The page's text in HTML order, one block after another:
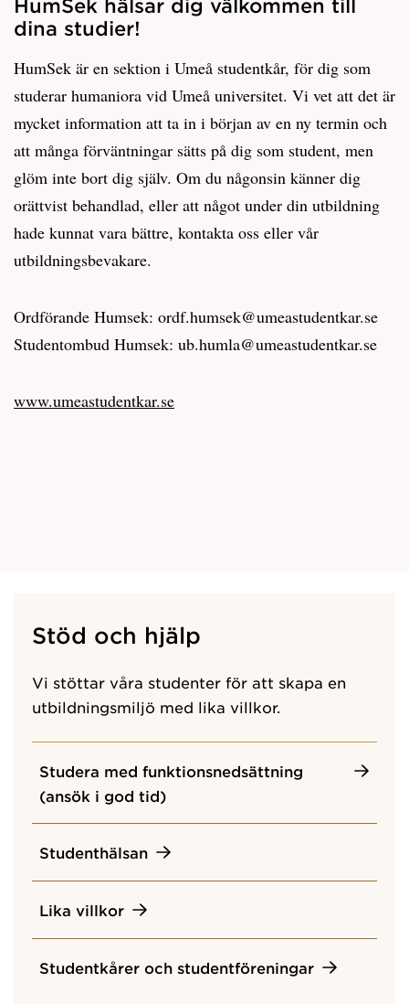
HumSek hälsar dig välkommen till
dina studier!
HumSek är en sektion i Umeå studentkår, för dig som
studerar humaniora vid Umeå universitet. Vi vet att det är
mycket information att ta in i början av en ny termin och
att många förväntningar sätts på dig som student, men
glöm inte bort dig själv. Om du någonsin känner dig
orättvist behandlad, eller att något under din utbildning
hade kunnat vara bättre, kontakta oss eller vår
utbildningsbevakare.
Ordförande Humsek: ordf.humsek@umeastudentkar.se
Studentombud Humsek: ub.humla@umeastudentkar.se
www.umeastudentkar.se
Stöd och hjälp
Vi stöttar våra studenter för att skapa en
utbildningsmiljö med lika villkor.
Studera med funktionsnedsättning
(ansök i god tid)
Studenthälsan
Lika villkor
Studentkårer och studentföreningar